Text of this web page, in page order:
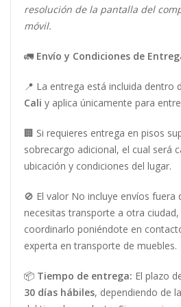
resolución de la pantalla del
móvil.
🚛 Envío y Condiciones de
📍 La entrega está incluida dentro
Cali y aplica únicamente para
🏢 Si requieres entrega en pisos
sobrecargo adicional, el cual será
ubicación y condiciones del lugar.
🚫 El valor No incluye envíos fuera
necesitas transporte a otra
coordinarlo poniéndote en
experta en transporte de muebles.
📦 Tiempo de entrega: El plazo
30 días hábiles, dependiendo de